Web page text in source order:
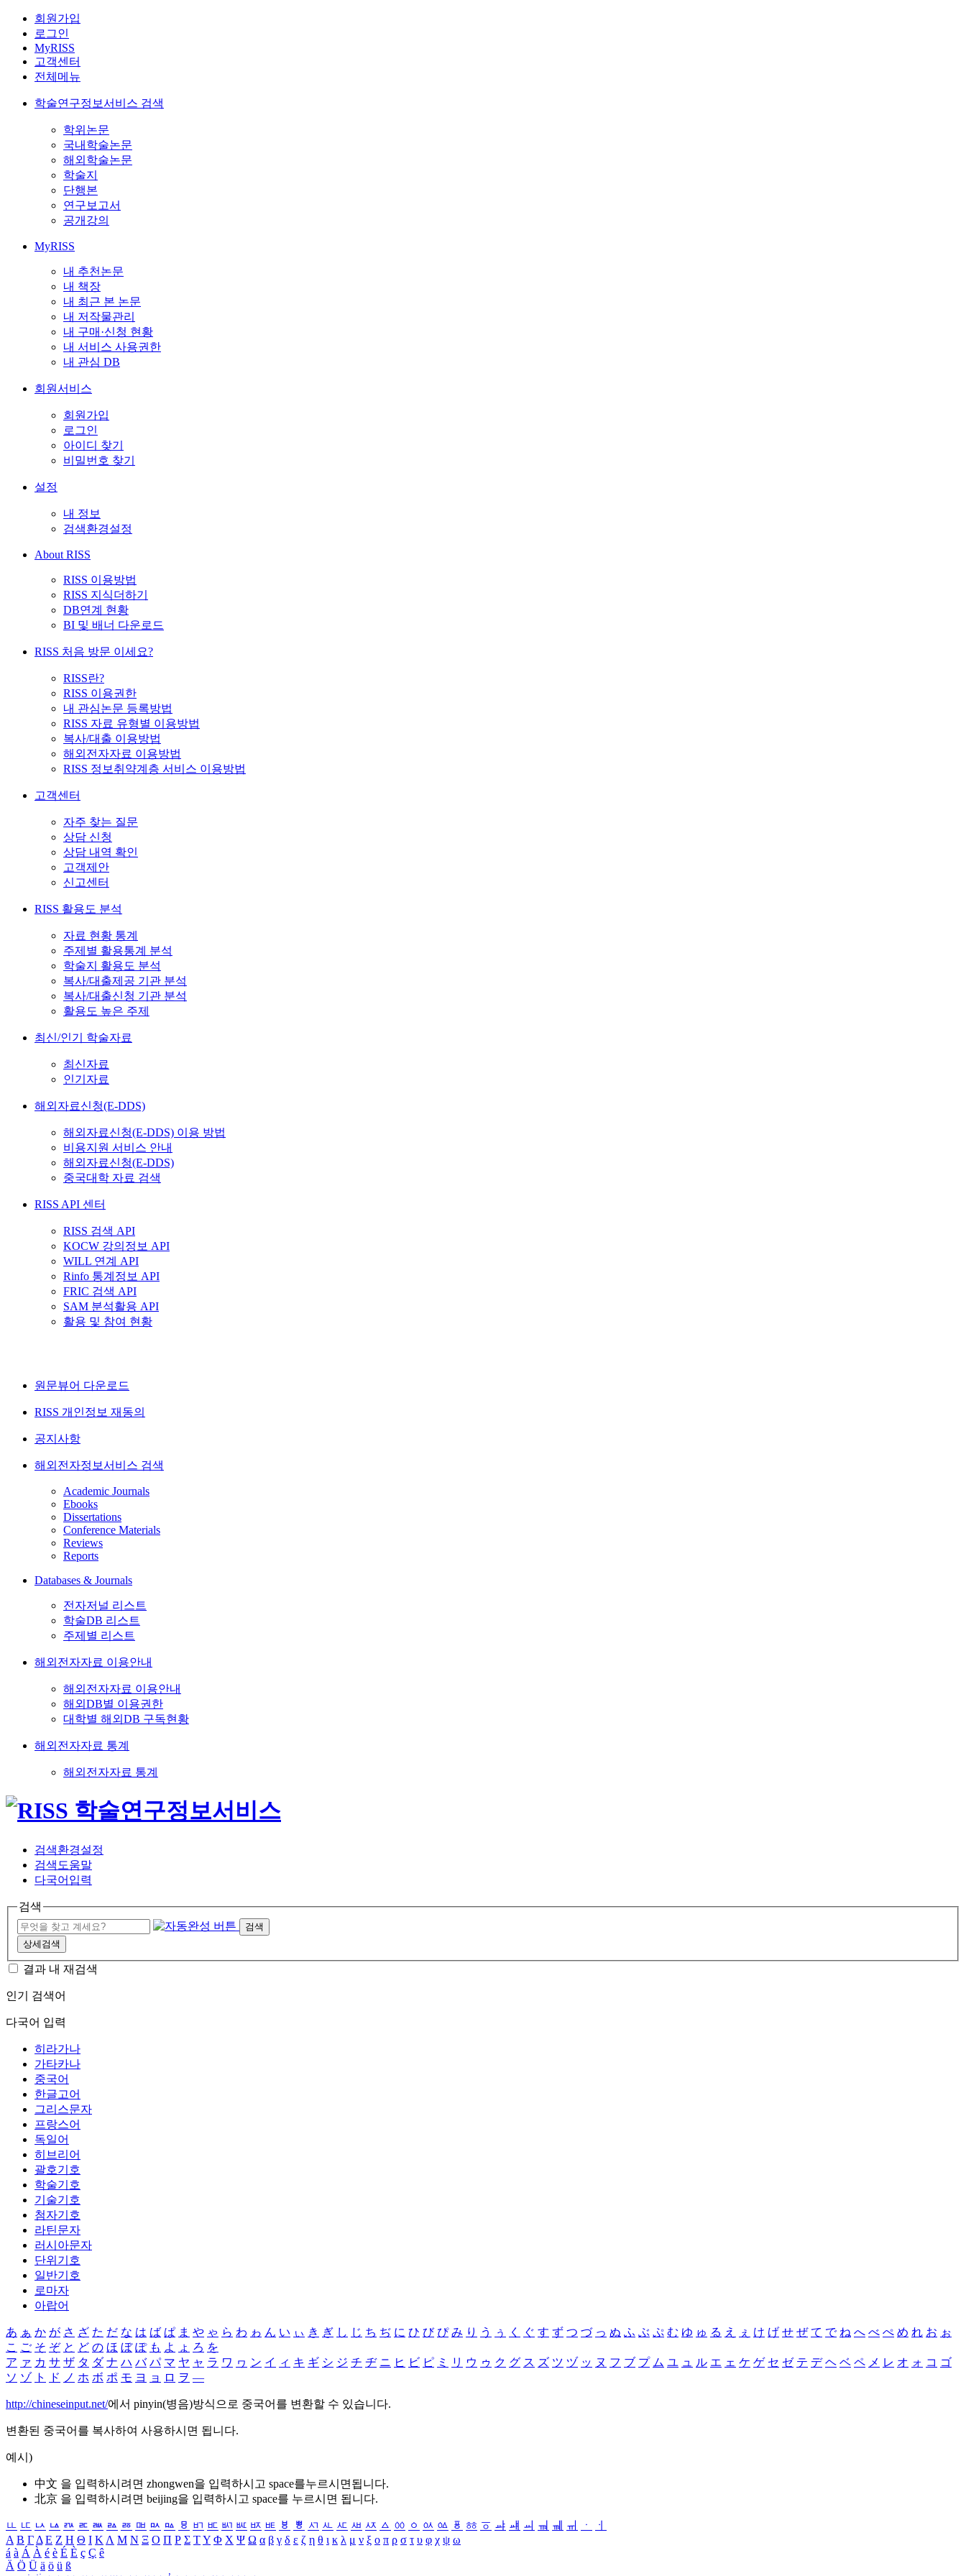
회원가입
로그인
MyRISS
고객센터
전체메뉴
학술연구정보서비스 검색
학위논문
국내학술논문
해외학술논문
학술지
단행본
연구보고서
공개강의
MyRISS
내 추천논문
내 책장
내 최근 본 논문
내 저작물관리
내 구매·신청 현황
내 서비스 사용권한
내 관심 DB
회원서비스
회원가입
로그인
아이디 찾기
비밀번호 찾기
설정
내 정보
검색환경설정
About RISS
RISS 이용방법
RISS 지식더하기
DB연계 현황
BI 및 배너 다운로드
RISS 처음 방문 이세요?
RISS란?
RISS 이용권한
내 관심논문 등록방법
RISS 자료 유형별 이용방법
복사/대출 이용방법
해외전자자료 이용방법
RISS 정보취약계층 서비스 이용방법
고객센터
자주 찾는 질문
상담 신청
상담 내역 확인
고객제안
신고센터
RISS 활용도 분석
자료 현황 통계
주제별 활용통계 분석
학술지 활용도 분석
복사/대출제공 기관 분석
복사/대출신청 기관 분석
활용도 높은 주제
최신/인기 학술자료
최신자료
인기자료
해외자료신청(E-DDS)
해외자료신청(E-DDS) 이용 방법
비용지원 서비스 안내
해외자료신청(E-DDS)
중국대학 자료 검색
RISS API 센터
RISS 검색 API
KOCW 강의정보 API
WILL 연계 API
Rinfo 통계정보 API
FRIC 검색 API
SAM 분석활용 API
활용 및 참여 현황
원문뷰어 다운로드
RISS 개인정보 재동의
공지사항
해외전자정보서비스 검색
Academic Journals
Ebooks
Dissertations
Conference Materials
Reviews
Reports
Databases & Journals
전자저널 리스트
학술DB 리스트
주제별 리스트
해외전자자료 이용안내
해외전자자료 이용안내
해외DB별 이용권한
대학별 해외DB 구독현황
해외전자자료 통계
해외전자자료 통계
검색환경설정
검색도움말
다국어입력
검색
검색
상세검색
결과 내 재검색
인기 검색어
다국어 입력
히라가나
가타카나
중국어
한글고어
그리스문자
프랑스어
독일어
히브리어
괄호기호
학술기호
기술기호
첨자기호
라틴문자
러시아문자
단위기호
일반기호
로마자
아랍어
あ ぁ か が さ ざ た だ な は ば ぱ ま や ゃ ら わ ゎ ん い ぃ き ぎ し じ ち ぢ に ひ び ぴ み り う ぅ く ぐ す ず つ づ っ ぬ ふ ぶ ぷ む ゆ ゅ る え ぇ け げ せ ぜ て で ね へ べ ぺ め れ お ぉ
こ ご そ ぞ と ど の ほ ぼ ぽ も よ ょ ろ を
ア ァ カ サ ザ タ ダ ナ ハ バ パ マ ヤ ャ ラ ワ ヮ ン イ ィ キ ギ シ ジ チ ヂ ニ ヒ ビ ピ ミ リ ウ ゥ ク グ ス ズ ツ ヅ ッ ヌ フ ブ プ ム ユ ュ ル エ ェ ケ ゲ セ ゼ テ デ ヘ ベ ペ メ レ オ ォ コ ゴ
ソ ゾ ト ド ノ ホ ボ ポ モ ヨ ョ ロ ヲ ―
http://chineseinput.net/에서 pinyin(병음)방식으로 중국어를 변환할 수 있습니다.
변환된 중국어를 복사하여 사용하시면 됩니다.
예시)
中文 을 입력하시려면 zhongwen을 입력하시고 space를누르시면됩니다.
北京 을 입력하시려면 beijing을 입력하시고 space를 누르시면 됩니다.
ㅥ ㅦ ㅧ ㅨ ㅩ ㅪ ㅫ ㅬ ㅭ ㅮ ㅯ ㅰ ㅱ ㅲ ㅳ ㅴ ㅵ ㅶ ㅷ ㅸ ㅹ ㅺ ㅻ ㅼ ㅽ ㅾ ㅿ ㆀ ㆁ ㆂ ㆃ ㆄ ㆅ ㆆ ㆇ ㆈ ㆉ ㆊ ㆋ ㆌ ㆍ
ㆎ
Α Β ΓΔ Ε Ζ Η Θ Ι ΚΛ Μ Ν Ξ Ο Π Ρ Σ ΤΥ Φ Χ Ψ Ω α β γ δ ε ζ η θ ι κ λ μ ν ξ ο π ρ σ τ υ φ χ ψ ω
á à Á À é è É È ç Ç ê
Ä Ö Ü ä ö ü ß